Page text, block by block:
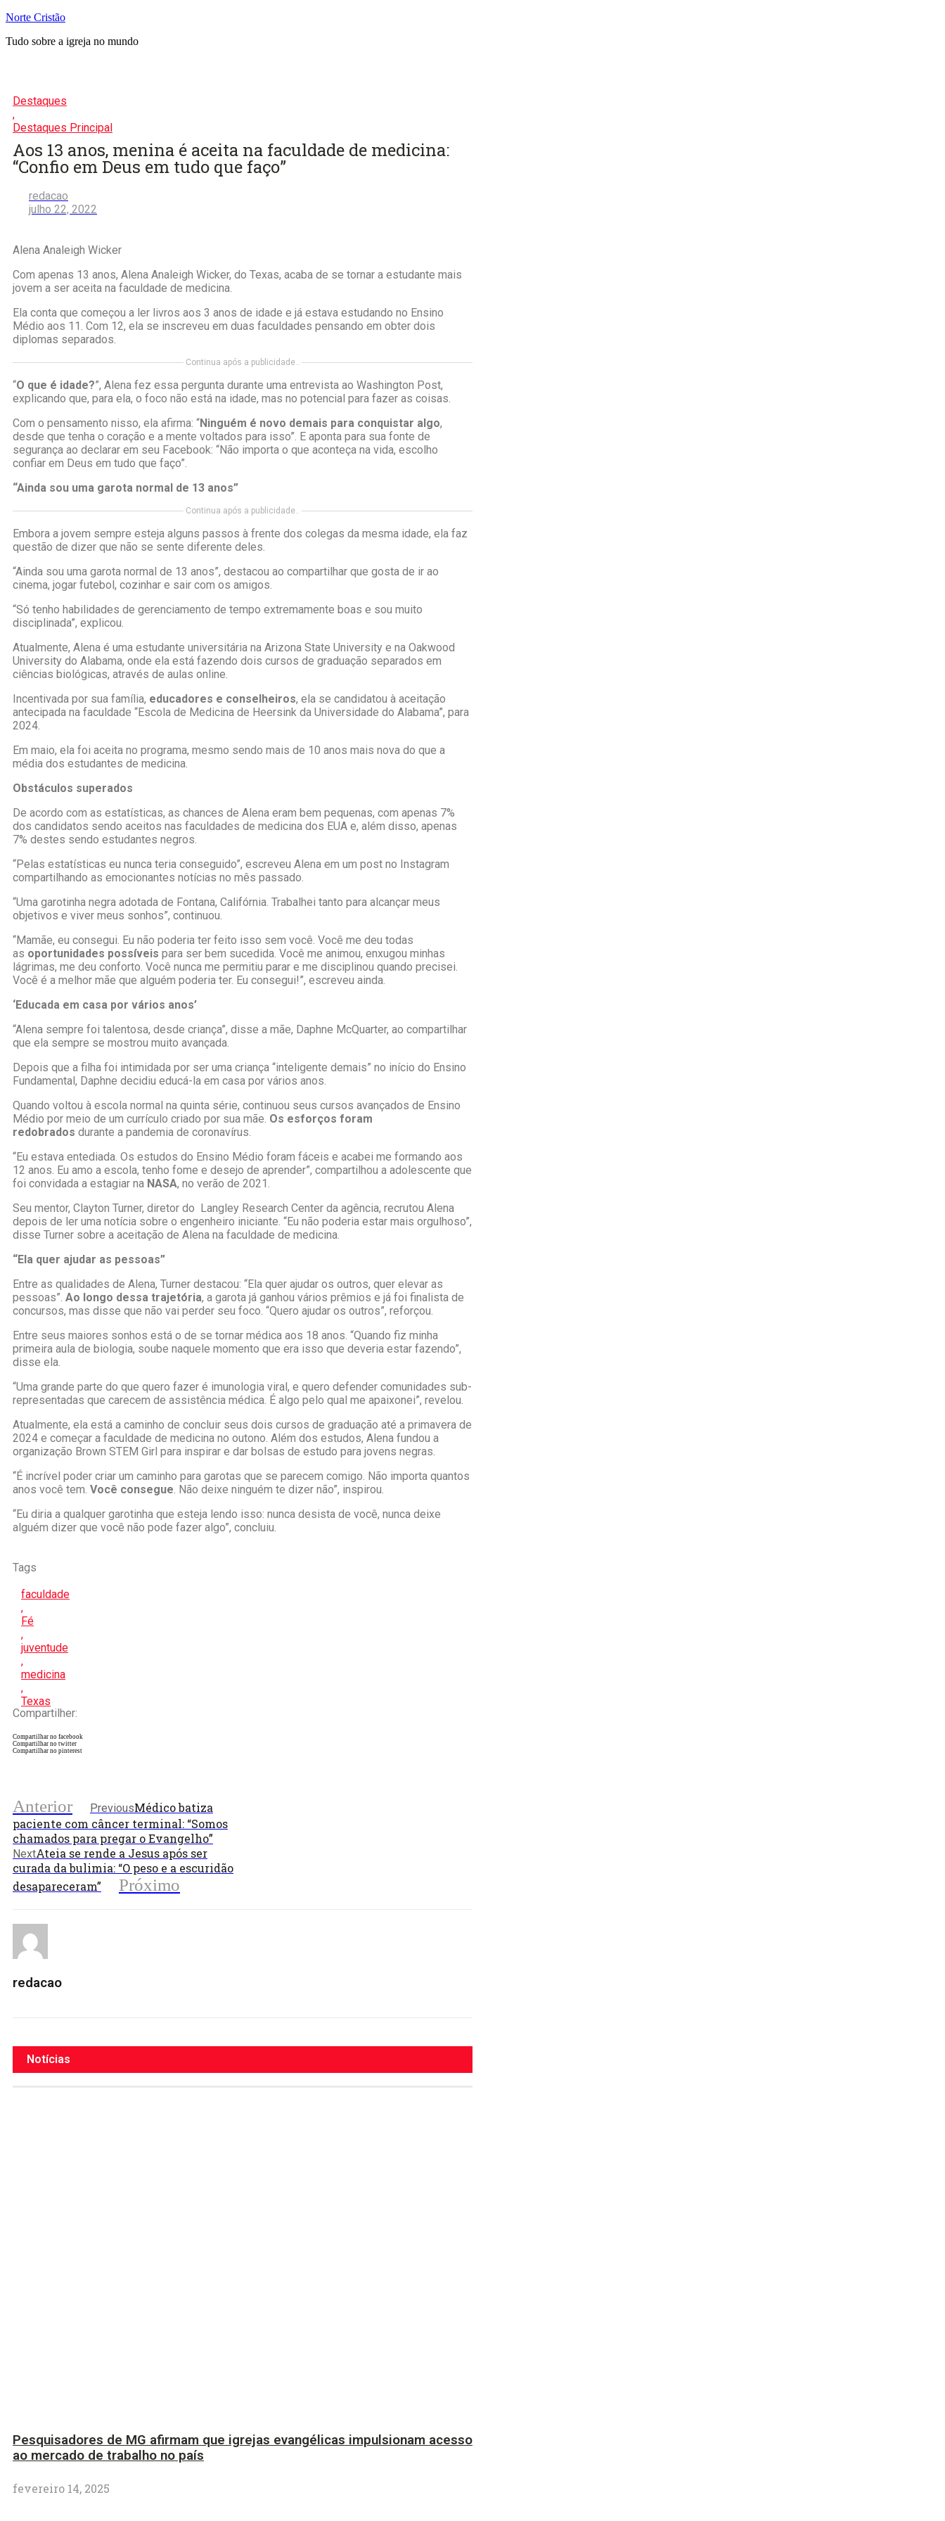
Pular
o
Norte Cristão
Tudo sobre a igreja no mundo
Destaques
,
Destaques Principal
Aos 13 anos, menina é aceita na faculdade de medicina:
“Confio em Deus em tudo que faço”
redacao
julho 22, 2022
Alena Analeigh Wicker
Com apenas 13 anos, Alena Analeigh Wicker, do Texas, acaba de se tornar a estudante mais
jovem a ser aceita na faculdade de medicina.
Ela conta que começou a ler livros aos 3 anos de idade e já estava estudando no Ensino
Médio aos 11. Com 12, ela se inscreveu em duas faculdades pensando em obter dois
diplomas separados.
Continua após a publicidade..
“O que é idade?”, Alena fez essa pergunta durante uma entrevista ao Washington Post,
explicando que, para ela, o foco não está na idade, mas no potencial para fazer as coisas.
Com o pensamento nisso, ela afirma: “Ninguém é novo demais para conquistar algo,
desde que tenha o coração e a mente voltados para isso”. E aponta para sua fonte de
segurança ao declarar em seu Facebook: “Não importa o que aconteça na vida, escolho
confiar em Deus em tudo que faço”.
“Ainda sou uma garota normal de 13 anos”
Continua após a publicidade..
Embora a jovem sempre esteja alguns passos à frente dos colegas da mesma idade, ela faz
questão de dizer que não se sente diferente deles.
“Ainda sou uma garota normal de 13 anos”, destacou ao compartilhar que gosta de ir ao
cinema, jogar futebol, cozinhar e sair com os amigos.
“Só tenho habilidades de gerenciamento de tempo extremamente boas e sou muito
disciplinada”, explicou.
Atualmente, Alena é uma estudante universitária na Arizona State University e na Oakwood
University do Alabama, onde ela está fazendo dois cursos de graduação separados em
ciências biológicas, através de aulas online.
Incentivada por sua família, educadores e conselheiros, ela se candidatou à aceitação
antecipada na faculdade “Escola de Medicina de Heersink da Universidade do Alabama”, para
2024.
Em maio, ela foi aceita no programa, mesmo sendo mais de 10 anos mais nova do que a
média dos estudantes de medicina.
Obstáculos superados
De acordo com as estatísticas, as chances de Alena eram bem pequenas, com apenas 7%
dos candidatos sendo aceitos nas faculdades de medicina dos EUA e, além disso, apenas
7% destes sendo estudantes negros.
“Pelas estatísticas eu nunca teria conseguido”, escreveu Alena em um post no Instagram
compartilhando as emocionantes notícias no mês passado.
“Uma garotinha negra adotada de Fontana, Califórnia. Trabalhei tanto para alcançar meus
objetivos e viver meus sonhos”, continuou.
“Mamãe, eu consegui. Eu não poderia ter feito isso sem você. Você me deu todas
as oportunidades possíveis para ser bem sucedida. Você me animou, enxugou minhas
lágrimas, me deu conforto. Você nunca me permitiu parar e me disciplinou quando precisei.
Você é a melhor mãe que alguém poderia ter. Eu consegui!”, escreveu ainda.
‘Educada em casa por vários anos’
“Alena sempre foi talentosa, desde criança”, disse a mãe, Daphne McQuarter, ao compartilhar
que ela sempre se mostrou muito avançada.
Depois que a filha foi intimidada por ser uma criança “inteligente demais” no início do Ensino
Fundamental, Daphne decidiu educá-la em casa por vários anos.
Quando voltou à escola normal na quinta série, continuou seus cursos avançados de Ensino
Médio por meio de um currículo criado por sua mãe. Os esforços foram
redobrados durante a pandemia de coronavírus.
“Eu estava entediada. Os estudos do Ensino Médio foram fáceis e acabei me formando aos
12 anos. Eu amo a escola, tenho fome e desejo de aprender”, compartilhou a adolescente que
foi convidada a estagiar na NASA, no verão de 2021.
Seu mentor, Clayton Turner, diretor do Langley Research Center da agência, recrutou Alena
depois de ler uma notícia sobre o engenheiro iniciante. “Eu não poderia estar mais orgulhoso”,
disse Turner sobre a aceitação de Alena na faculdade de medicina.
“Ela quer ajudar as pessoas”
Entre as qualidades de Alena, Turner destacou: “Ela quer ajudar os outros, quer elevar as
pessoas”. Ao longo dessa trajetória, a garota já ganhou vários prêmios e já foi finalista de
concursos, mas disse que não vai perder seu foco. “Quero ajudar os outros”, reforçou.
Entre seus maiores sonhos está o de se tornar médica aos 18 anos. “Quando fiz minha
primeira aula de biologia, soube naquele momento que era isso que deveria estar fazendo”,
disse ela.
“Uma grande parte do que quero fazer é imunologia viral, e quero defender comunidades sub-
representadas que carecem de assistência médica. É algo pelo qual me apaixonei”, revelou.
Atualmente, ela está a caminho de concluir seus dois cursos de graduação até a primavera de
2024 e começar a faculdade de medicina no outono. Além dos estudos, Alena fundou a
organização Brown STEM Girl para inspirar e dar bolsas de estudo para jovens negras.
“É incrível poder criar um caminho para garotas que se parecem comigo. Não importa quantos
anos você tem. Você consegue. Não deixe ninguém te dizer não”, inspirou.
“Eu diria a qualquer garotinha que esteja lendo isso: nunca desista de você, nunca deixe
alguém dizer que você não pode fazer algo”, concluiu.
Tags
faculdade
,
Fé
,
juventude
,
medicina
,
Texas
Compartilher:
Compartilhar no facebook
Compartilhar no twitter
Compartilhar no pinterest
Anterior PreviousMédico batiza
paciente com câncer terminal: “Somos
chamados para pregar o Evangelho”
NextAteia se rende a Jesus após ser
curada da bulimia: “O peso e a escuridão
desapareceram”
Próximo
redacao
Notícias
Pesquisadores de MG afirmam que igrejas evangélicas impulsionam acesso
ao mercado de trabalho no país
fevereiro 14, 2025